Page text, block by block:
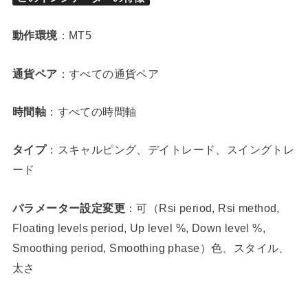
動作環境：MT5
通貨ペア ：すべての通貨ペア
時間軸 ：すべての時間軸
タイプ：スキャルピング、デイトレード、スイングトレ
ード
パラメーター設定変更 ：可（Rsi period, Rsi method,
Floating levels period, Up level %, Down level %,
Smoothing period, Smoothing phase）色、スタイル、
太さ